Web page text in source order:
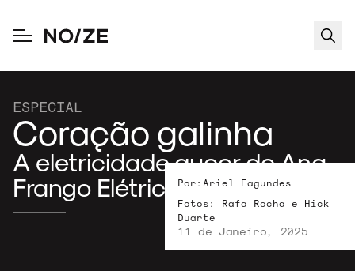
ESPECIAL
Coração galinha
A eletricidade queer de Ana
Frango ElétricoPor: Ariel Fagundes
Fotos: Rafa Rocha e Hick
Duarte
11 de Janeiro, 2025